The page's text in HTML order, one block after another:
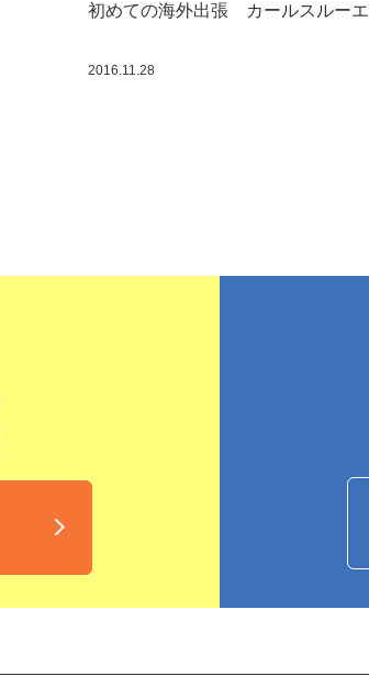
初めての海外出張 カールスルーエ
2016.11.28